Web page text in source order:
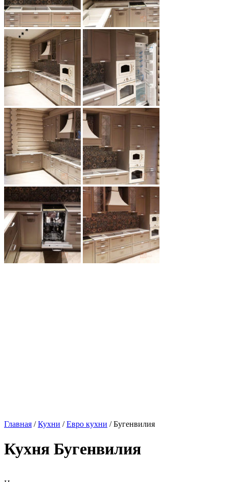
Главная /Кухни /Евро кухни / Бугенвилия
Кухня Бугенвилия